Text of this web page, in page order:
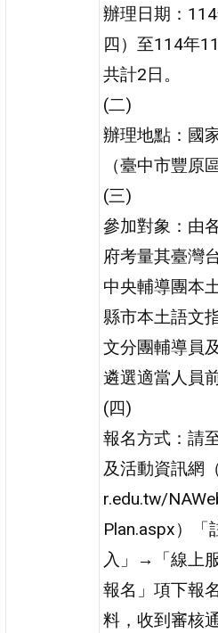
辦理日期：
四）至114年
共計2日。
(二)
辦理地點：國
（臺中市豐原
(三)
參加對象：由
府考量其臺灣
中央輔導團本
縣市本土語文
文分團輔導員
遴選適當人員
(四)
報名方式：請
及活動資訊網
r.edu.tw/
Plan.aspx）
入」→「線上
報名」項下報
料，收到審核